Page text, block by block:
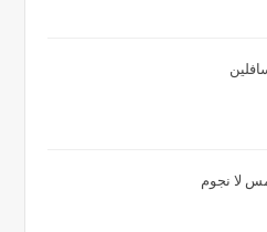
لا نجوم